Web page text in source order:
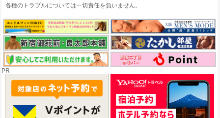
各種のトラブルについては一切責任を負いません。
PR